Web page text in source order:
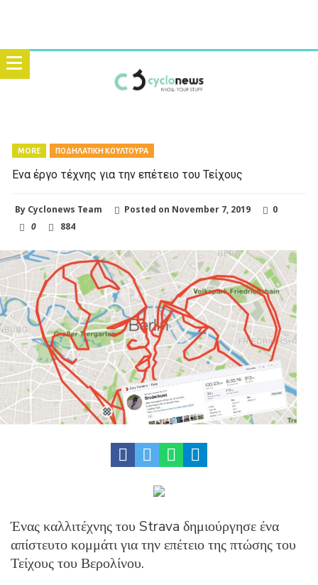
MORE ΠΟΔΗΛΑΤΙΚΗ ΚΟΥΛΤΟΥΡΑ
Ένα έργο τέχνης για την επέτειο του Τείχους
By Cyclonews Team Posted on November 7, 2019
0
0
884
Ένας καλλιτέχνης του Strava δημιούργησε ένα
απίστευτο κομμάτι για την επέτειο της πτώσης του
Τείχους του Βερολίνου.